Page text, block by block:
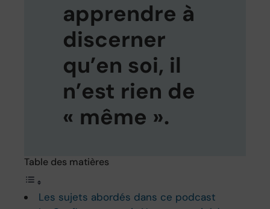
apprendre à
discerner
qu’en soi, il
n’est rien de
« même ».
Table des matières
Les sujets abordés dans ce podcast